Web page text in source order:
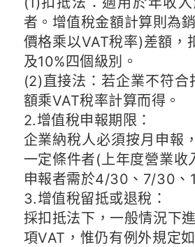
者。增值稅金額計算則為
價格乘以VAT稅率)差額，
及10%四個級別。
(2)直接法：若企業不符
額乘VAT稅率計算而得。
2.增值稅申報期限：
企業納稅人必須按月申報
一定條件者(上年度營業
申報者需於4/30、7/30、
3.增值稅留抵或退稅：
採扣抵法下，一般情況下
項VAT，惟仍有例外規定